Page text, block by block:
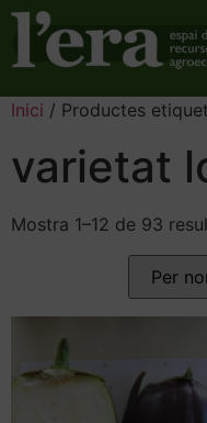
Inici / Productes
varietat
Mostra 1–12 de 93